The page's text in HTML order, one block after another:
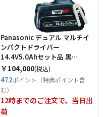
Panasonic デュアル マルチイ
ンパクトドライバー
14.4V5.0Ahセット品 黒
（Tcode：1678691）
￥104,000(税込)
472ポイント（特典ポイント含
む）
12時までのご注文で、当日出
荷